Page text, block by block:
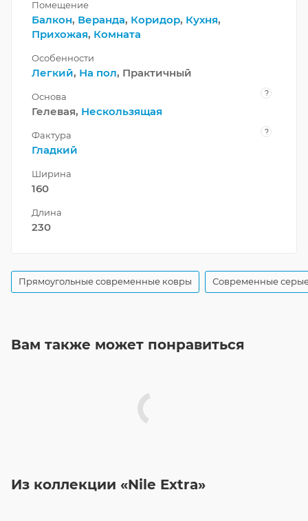
Помещение
Балкон, Веранда, Коридор, Кухня,
Прихожая, Комната
Особенности
Легкий, На пол, Практичный
Основа ?
Гелевая, Нескользящая
Фактура ?
Гладкий
Ширина
160
Длина
230
Прямоугольные современные ковры Современные
Вам также может понравиться
Из коллекции «Nile Extra»